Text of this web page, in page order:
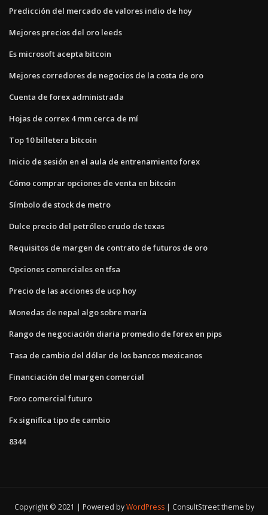
Predicción del mercado de valores indio de hoy
Mejores precios del oro leeds
Es microsoft acepta bitcoin
Mejores corredores de negocios de la costa de oro
Cuenta de forex administrada
Hojas de correx 4 mm cerca de mí
Top 10 billetera bitcoin
Inicio de sesión en el aula de entrenamiento forex
Cómo comprar opciones de venta en bitcoin
Símbolo de stock de metro
Dulce precio del petróleo crudo de texas
Requisitos de margen de contrato de futuros de oro
Opciones comerciales en tfsa
Precio de las acciones de ucp hoy
Monedas de nepal algo sobre maría
Rango de negociación diaria promedio de forex en pips
Tasa de cambio del dólar de los bancos mexicanos
Financiación del margen comercial
Foro comercial futuro
Fx significa tipo de cambio
8344
Copyright © 2021 | Powered byWordPress
ConsultStreet theme by